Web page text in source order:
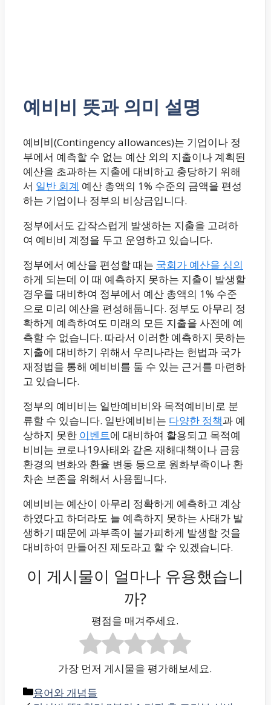
예비비 뜻과 의미 설명
예비비(Contingency allowances)는 기업이나 정
부에서 예측할 수 없는 예산 외의 지출이나 계획된
예산을 초과하는 지출에 대비하고 충당하기 위해
서 일반 회계 예산 총액의 1% 수준의 금액을 편성
하는 기업이나 정부의 비상금입니다.
정부에서도 갑작스럽게 발생하는 지출을 고려하
여 예비비 계정을 두고 운영하고 있습니다.
정부에서 예산을 편성할 때는 국회가 예산을 심의
하게 되는데 이 때 예측하지 못하는 지출이 발생할
경우를 대비하여 정부에서 예산 총액의 1% 수준
으로 미리 예산을 편성해둡니다. 정부도 아무리 정
확하게 예측하여도 미래의 모든 지출을 사전에 예
측할 수 없습니다. 따라서 이러한 예측하지 못하는
지출에 대비하기 위해서 우리나라는 헌법과 국가
재정법을 통해 예비비를 둘 수 있는 근거를 마련하
고 있습니다.
정부의 예비비는 일반예비비와 목적예비비로 분
류할 수 있습니다. 일반예비비는 다양한 정책과 예
상하지 못한 이벤트에 대비하여 활용되고 목적예
비비는 코로나19사태와 같은 재해대책이나 금융
환경의 변화와 환율 변동 등으로 원화부족이나 환
차손 보존을 위해서 사용됩니다.
예비비는 예산이 아무리 정확하게 예측하고 계상
하였다고 하더라도 늘 예측하지 못하는 사태가 발
생하기 때문에 과부족이 불가피하게 발생할 것을
대비하여 만들어진 제도라고 할 수 있겠습니다.
이 게시물이 얼마나 유용했습니
까?
평점을 매겨주세요.
가장 먼저 게시물을 평가해보세요.
카
용어와 개념들